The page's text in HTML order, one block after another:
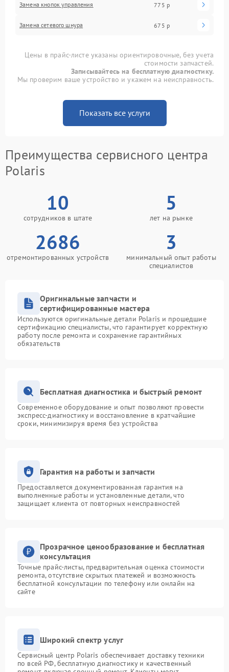
Замена кнопок управления 775 р
Замена сетевого шнура 675 р
Цены в прайс-листе указаны ориентировочные, без учета
стоимости запчастей.
Записывайтесь на бесплатную диагностику.
Мы проверим ваше устройство и укажем на неисправность.
Показать все услуги
Преимущества сервисного центра
Polaris
10
сотрудников в штате
5
лет на рынке
2686
отремонтированных устройств
3
минимальный опыт работы
специалистов
Оригинальные запчасти и
сертифицированные мастера
Используются оригинальные детали Polaris и прошедшие
сертификацию специалисты, что гарантирует корректную
работу после ремонта и сохранение гарантийных
обязательств
Бесплатная диагностика и быстрый ремонт
Современное оборудование и опыт позволяют провести
экспресс-диагностику и восстановление в кратчайшие
сроки, минимизируя время без устройства
Гарантия на работы и запчасти
Предоставляется документированная гарантия на
выполненные работы и установленные детали, что
защищает клиента от повторных неисправностей
Прозрачное ценообразование и бесплатная
консультация
Точные прайс-листы, предварительная оценка стоимости
ремонта, отсутствие скрытых платежей и возможность
бесплатной консультации по телефону или онлайн на
сайте
Широкий спектр услуг
Сервисный центр Polaris обеспечивает доставку техники
по всей РФ, бесплатную диагностику и качественный